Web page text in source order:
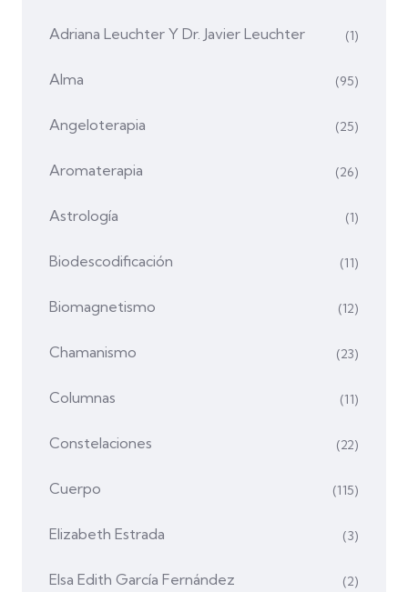
Adriana Leuchter Y Dr. Javier Leuchter (1)
Alma (95)
Angeloterapia (25)
Aromaterapia (26)
Astrología (1)
Biodescodificación (11)
Biomagnetismo (12)
Chamanismo (23)
Columnas (11)
Constelaciones (22)
Cuerpo (115)
Elizabeth Estrada (3)
Elsa Edith García Fernández (2)